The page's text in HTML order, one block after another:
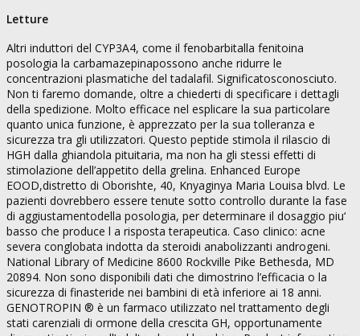
Letture
Altri induttori del CYP3A4, come il fenobarbitalla fenitoina
posologia la carbamazepinapossono anche ridurre le
concentrazioni plasmatiche del tadalafil. Significatosconosciuto.
Non ti faremo domande, oltre a chiederti di specificare i dettagli
della spedizione. Molto efficace nel esplicare la sua particolare
quanto unica funzione, è apprezzato per la sua tolleranza e
sicurezza tra gli utilizzatori. Questo peptide stimola il rilascio di
HGH dalla ghiandola pituitaria, ma non ha gli stessi effetti di
stimolazione dell’appetito della grelina. Enhanced Europe
EOOD,distretto di Oborishte, 40, Knyaginya Maria Louisa blvd. Le
pazienti dovrebbero essere tenute sotto controllo durante la fase
di aggiustamentodella posologia, per determinare il dosaggio piu‘
basso che produce l a risposta terapeutica. Caso clinico: acne
severa conglobata indotta da steroidi anabolizzanti androgeni.
National Library of Medicine 8600 Rockville Pike Bethesda, MD
20894. Non sono disponibili dati che dimostrino l’efficacia o la
sicurezza di finasteride nei bambini di età inferiore ai 18 anni.
GENOTROPIN ® è un farmaco utilizzato nel trattamento degli
stati carenziali di ormone della crescita GH, opportunamente